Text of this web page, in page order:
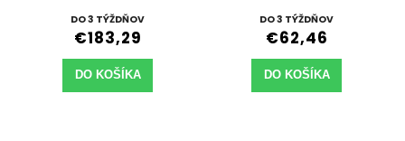
DO 3 TÝŽDŇOV
€183,29
DO KOŠÍKA
DO 3 TÝŽDŇOV
€62,46
DO KOŠÍKA